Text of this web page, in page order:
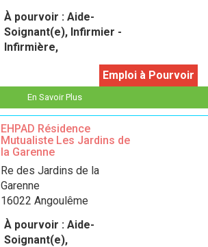
À pourvoir : Aide-
Soignant(e), Infirmier -
Infirmière,
Emploi à Pourvoir
En Savoir Plus
EHPAD Résidence
Mutualiste Les Jardins de
la Garenne
Re des Jardins de la
Garenne
16022 Angoulême
À pourvoir : Aide-
Soignant(e),